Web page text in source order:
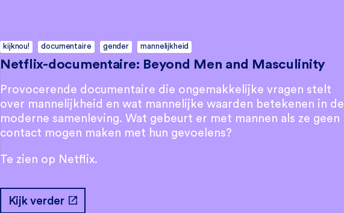
kijknou! documentaire gender mannelijkheid
Netflix-documentaire: Beyond Men and Masculinity
Provocerende documentaire die ongemakkelijke vragen stelt
over mannelijkheid en wat mannelijke waarden betekenen in de
moderne samenleving. Wat gebeurt er met mannen als ze geen
contact mogen maken met hun gevoelens?
Te zien op Netflix.
Kijk verder open_in_new